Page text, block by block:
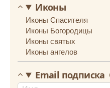
Иконы
Иконы Спасителя
Иконы Богородицы
Иконы святых
Иконы ангелов
Email подписка